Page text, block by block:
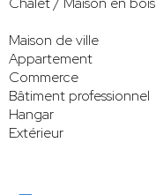
Maison de ville
Appartement
Commerce
Bâtiment professionnel
Hangar
Extérieur